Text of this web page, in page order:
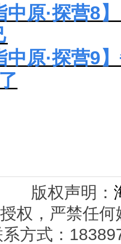
中原·探营8
中原·探营9
版权声明：
权，严禁任
系方式：